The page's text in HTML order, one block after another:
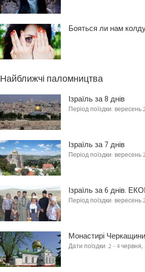
Бояться ли нам
Найближчі паломництва
Ізраїль за 8 днів
Період поїздки: вересень
Ізраїль за 7 днів
Період поїздки: вересень
Ізраїль за 6 днів.
Період поїздки: вересень
Монастирі Черкащини
Дати поїздки: 2 - 4